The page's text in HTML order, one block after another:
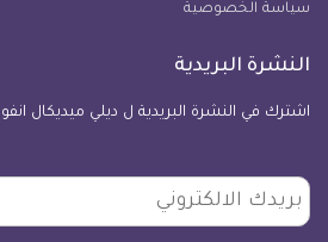
سياسة الخصوصية
النشرة البريدية
اشترك في النشرة البريدية ل ديلي ميديكال
بريدك
الالكتروني